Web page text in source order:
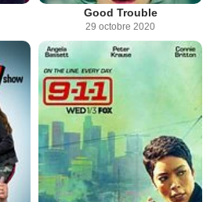
Good Trouble
29 octobre 2020